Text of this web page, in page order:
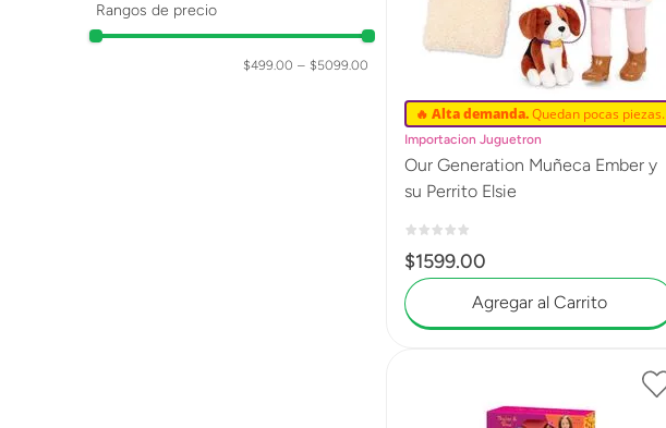
Rangos de precio
$499.00 – $5099.00
🔥 Alta demanda.Quedan pocas piezas.
Importacion Juguetron
Our Generation Muñeca Ember y
su Perrito Elsie
$1599.00
Agregar al Carrito